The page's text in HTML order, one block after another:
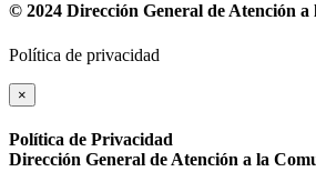
© 2024 Dirección General de Atención a
Política de privacidad
×
Política de Privacidad
Dirección General de Atención a la